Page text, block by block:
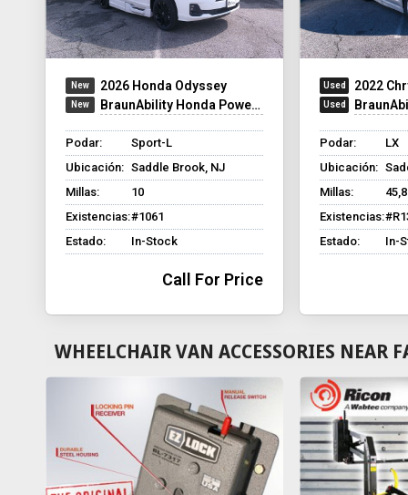
2026 Honda Odyssey
BraunAbility Honda Power Infloor
Podar:
Sport-L
Ubicación: Saddle Brook, NJ
Millas:
10
Existencias:#1061
Estado:
In-Stock
Call For Price
2022
Podar:
LX
Ubicación:
Millas:
Existencias:
Estado:
In-
WHEELCHAIR VAN ACCESSORIES NEAR